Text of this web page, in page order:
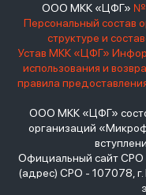
ООО МКК «ЦФГ» №
Персональный состав
структуре и
Устав МКК «ЦФГ»
использования и
правила
ООО МКК «ЦФГ»
организаций
Официальный сайт СРО
(адрес) СРО - 107078, г.